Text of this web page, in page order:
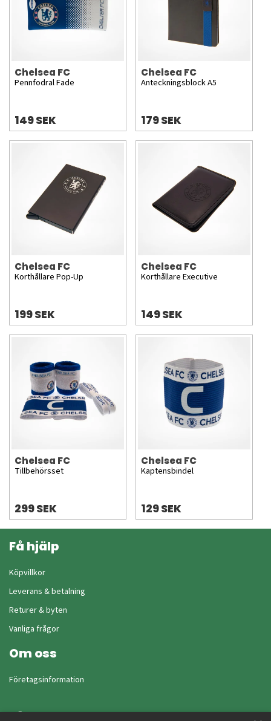
Chelsea FC
Pennfodral Fade
149 SEK
Chelsea FC
Anteckningsblock A5
179 SEK
Chelsea FC
Korthållare Pop-Up
199 SEK
Chelsea FC
Korthållare Executive
149 SEK
Chelsea FC
Tillbehörsset
299 SEK
Chelsea FC
Kaptensbindel
129 SEK
Få hjälp
Köpvillkor
Leverans & betalning
Returer & byten
Vanliga frågor
Om oss
Företagsinformation